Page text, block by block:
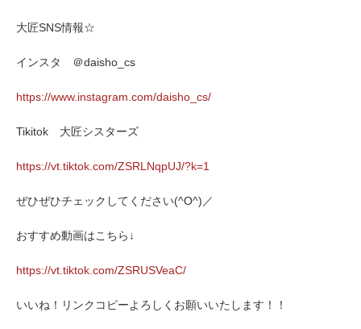
大匠SNS情報☆
インスタ ＠daisho_cs
https://www.instagram.com/daisho_cs/
Tikitok 大匠シスターズ
https://vt.tiktok.com/ZSRLNqpUJ/?k=1
ぜひぜひチェックしてください(^O^)／
おすすめ動画はこちら↓
https://vt.tiktok.com/ZSRUSVeaC/
いいね！リンクコピーよろしくお願いいたします！！